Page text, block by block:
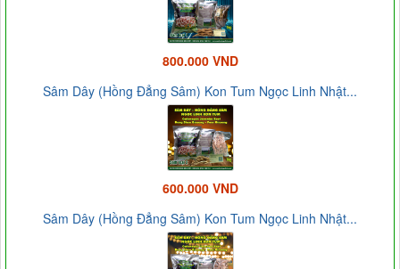
800.000 VND
Sâm Dây (Hồng Đẳng Sâm) Kon Tum Ngọc Linh Nhật...
600.000 VND
Sâm Dây (Hồng Đẳng Sâm) Kon Tum Ngọc Linh Nhật...